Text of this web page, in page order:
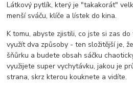
Látkový pytlík, který je "takakorát"
menší sváču, klíče a lístek do kina.
K tomu, abyste zjistili, co jste si zas
využít dva způsoby - ten složitější je,
šňůrku a budete obsah sáčku
využijete super vychytávku, jakou je
strana, skrz kterou kouknete a vidíte.